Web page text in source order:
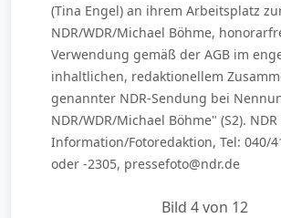
(Tina Engel) an ihrem Arbeitsplatz
NDR/WDR/Michael Böhme,
Verwendung gemäß der AGB im
inhaltlichen, redaktionellem
genannter NDR-Sendung bei
NDR/WDR/Michael Böhme" (S2).
Information/Fotoredaktion, Tel: 040/
oder -2305, pressefoto@ndr.de
Bild 4 von 12